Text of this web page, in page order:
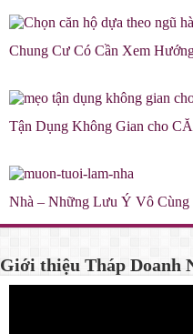
Chung Cư Có Cần Xem
Tận Dụng Không Gian cho
Nhà – Những Lưu Ý Vô Cùng
Giới thiệu Tháp Doanh